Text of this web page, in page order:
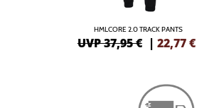
HMLCORE 2.0 TRACK PANTS
UVP 37,95 € | 22,77€